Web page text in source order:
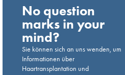
Wenn Sie weniger Geld für
Türkei eine ausgezeichnete
reisen möchten. Als
kommen, bei allen